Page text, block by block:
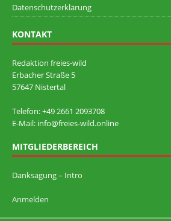
Datenschutzerklärung
KONTAKT
Redaktion freies-wild
Erbacher Straße 5
57647 Nistertal
Telefon: +49 ‭2661 2093708
E-Mail: info@freies-wild.online
MITGLIEDERBEREICH
Danksagung – Intro
Anmelden